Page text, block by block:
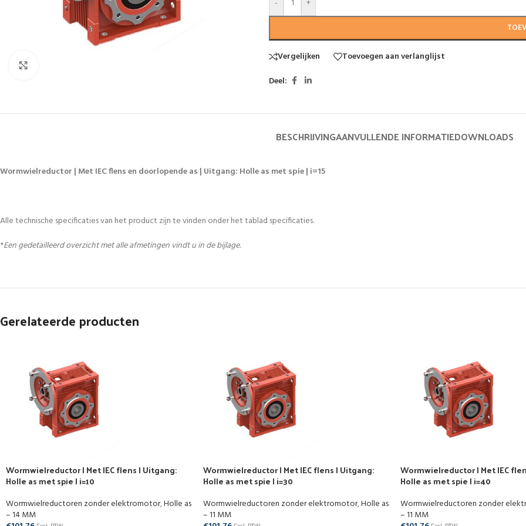
- +
Vergelijken
Toevoegen aan verlanglijst
Deel:
BESCHRIJVINGAANVULLENDE INFORMATIEDOWNLOADS
Wormwielreductor | Met IEC flens en doorlopende as | Uitgang: Holle as met spie | i=15
Alle technische specificaties van het product zijn te vinden onder het tablad specificaties.
*Een gedetailleerd overzicht met alle afmetingen vindt u in de bijlage.
Gerelateerde producten
Wormwielreductor | Met IEC flens | Uitgang:
Holle as met spie | i=10
Wormwielreductoren zonder elektromotor,Holle as
– 14 MM
Wormwielreductor | Met IEC flens | Uitgang:
Holle as met spie | i=30
Wormwielreductoren zonder elektromotor,Holle as
– 11 MM
Wormwielreductor | Met IEC
Holle as met spie | i=40
Wormwielreductoren zonder
– 11 MM